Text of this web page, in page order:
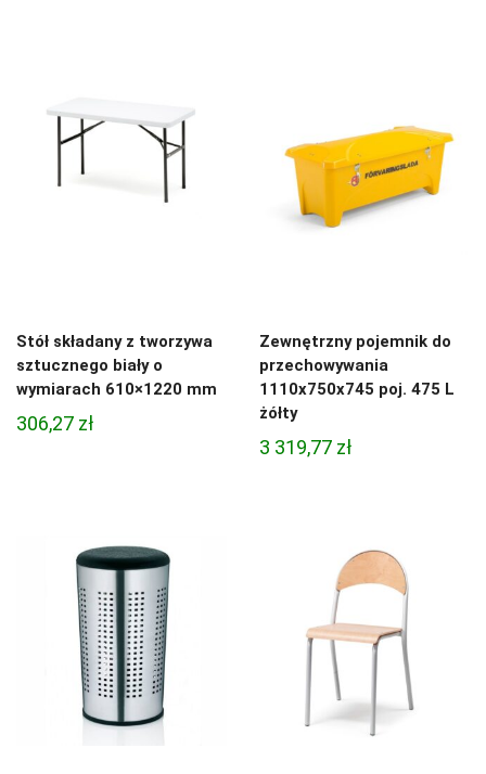
Stół składany z tworzywa
sztucznego biały o
wymiarach 610×1220 mm
306,27 zł
Zewnętrzny pojemnik do
przechowywania
1110x750x745 poj. 475 L
żółty
3 319,77 zł